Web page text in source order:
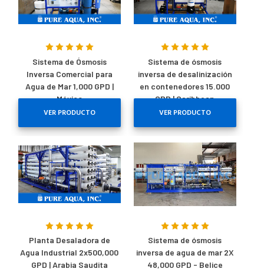
Sistema de Ósmosis
Inversa Comercial para
Agua de Mar 1,000 GPD |
México
VER PRODUCTO
Sistema de ósmosis
inversa de desalinización
en contenedores 15.000
GPD | Caribbean
VER PRODUCTO
Planta Desaladora de
Agua Industrial 2x500,000
GPD | Arabia Saudita
Sistema de ósmosis
inversa de agua de mar 2X
48,000 GPD - Belice